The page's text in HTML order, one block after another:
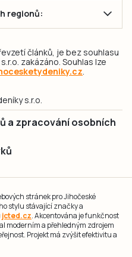
regionů:
článků, je bez souhlasu
zakázáno. Souhlas lze
s.r.o.
a zpracování osobních
stránek pro Jihočeské
stylu stávající značky a
jcted.cz. Akcentována je funkčnost
moderním a přehledným zdrojem
Projekt má zvýšit efektivitu a